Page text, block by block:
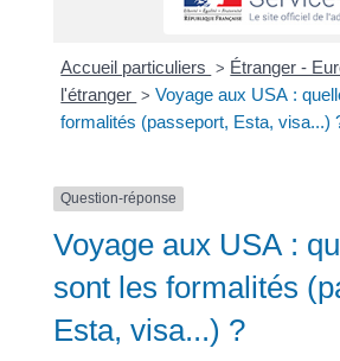
Accueil particuliers > Étranger -
l'étranger > Voyage aux USA :
formalités (passeport, Esta, visa...)
Question-réponse
Voyage aux USA :
sont les formalités
Esta, visa...) ?